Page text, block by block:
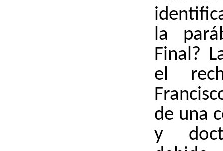
la
Final?
el
de una
y